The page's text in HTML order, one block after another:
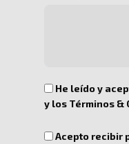
He leído y
y los Términos &
Acepto recibir